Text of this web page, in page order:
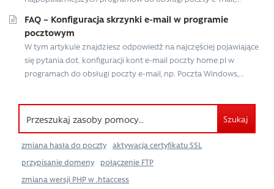
FAQ – Konfiguracja skrzynki e-mail w programie
pocztowym
W tym artykule znajdziesz odpowiedź na najczęściej pojawiające
się pytania dot. konfiguracji kont e-mail poczty home.pl w
programach do obsługi poczty e-mail, np. Poczta Windows,...
Szukaj
zmiana hasła do poczty
aktywacja certyfikatu SSL
przypisanie domeny
połączenie FTP
zmiana wersji PHP w .htaccess